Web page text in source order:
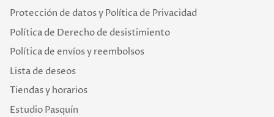
Protección de datos y Política de Privacidad
Política de Derecho de desistimiento
Política de envíos y reembolsos
Lista de deseos
Tiendas y horarios
Estudio Pasquín